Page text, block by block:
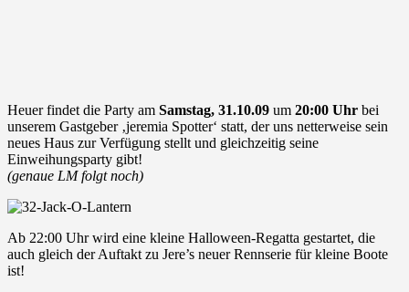
Heuer findet die Party am Samstag, 31.10.09 um 20:00 Uhr bei
unserem Gastgeber ‚jeremia Spotter‘ statt, der uns netterweise sein
neues Haus zur Verfügung stellt und gleichzeitig seine
Einweihungsparty gibt!
(genaue LM folgt noch)
Ab 22:00 Uhr wird eine kleine Halloween-Regatta gestartet, die
auch gleich der Auftakt zu Jere’s neuer Rennserie für kleine Boote
ist!